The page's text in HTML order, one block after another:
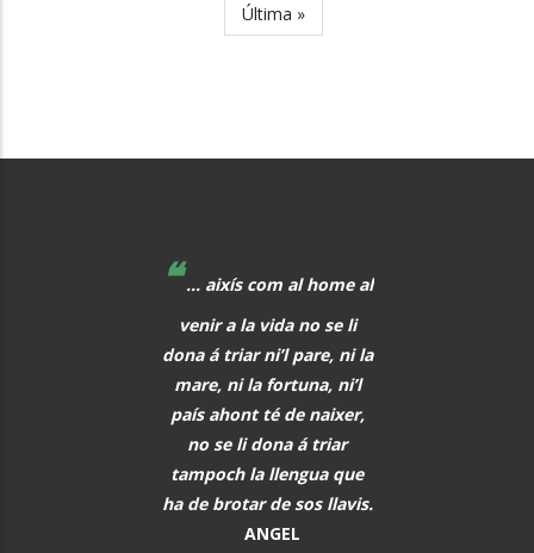
Last
page
Última »
❝... aixís com al home al
venir a la vida no se li
dona á triar ni’l pare, ni la
mare, ni la fortuna, ni’l
país ahont té de naixer,
no se li dona á triar
tampoch la llengua que
ha de brotar de sos llavis.
ANGEL